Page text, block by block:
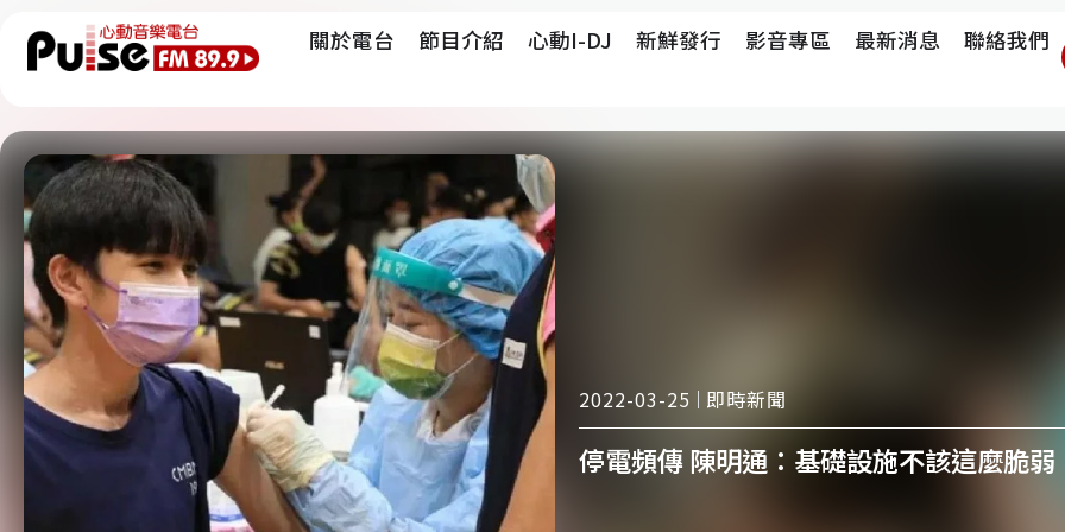
關於電台 節目介紹 心動i-DJ 新鮮發行 影音專區 最新消息 聯絡我們
2022-03-25 即時新聞
停電頻傳 陳明通：基礎設施不該這麼脆弱